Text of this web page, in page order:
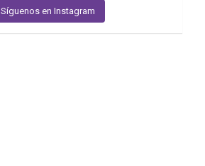
Síguenos en Instagram